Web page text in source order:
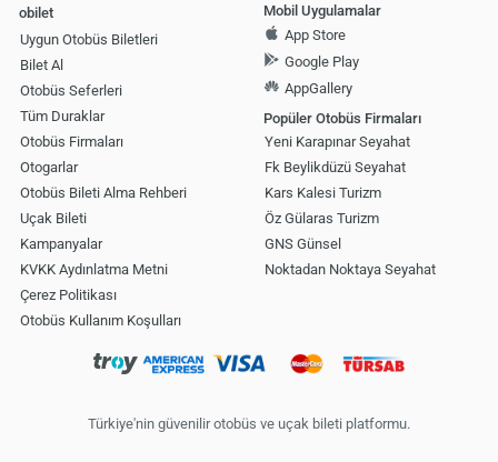
obilet
Uygun Otobüs Biletleri
Bilet Al
Otobüs Seferleri
Tüm Duraklar
Otobüs Firmaları
Otogarlar
Otobüs Bileti Alma Rehberi
Uçak Bileti
Kampanyalar
KVKK Aydınlatma Metni
Çerez Politikası
Otobüs Kullanım Koşulları
Mobil Uygulamalar
App Store
Google Play
AppGallery
Popüler Otobüs Firmaları
Yeni Karapınar Seyahat
Fk Beylikdüzü Seyahat
Kars Kalesi Turizm
Öz Gülaras Turizm
GNS Günsel
Noktadan Noktaya Seyahat
Türkiye'nin güvenilir otobüs ve uçak bileti platformu.